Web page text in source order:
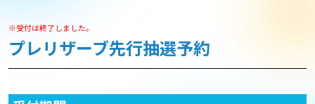
※受付は終了しました。
プレリザーブ先行抽選予約